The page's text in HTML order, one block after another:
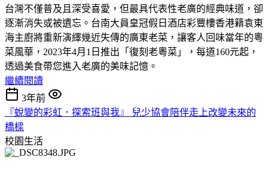
台灣不僅普及且深受喜愛，但最具代表性老廣的經典味道，卻
逐漸消失或被遺忘。台南大員皇冠假日酒店彩豐樓香港籍袁東
海主廚將重新演繹幾近失傳的廣東老菜，讓客人回味當年的粵
菜風華，2023年4月1日推出「復刻老粵菜」，每道160元起，
透過美食帶您進入老廣的美味記憶。
繼續閱讀
3年前
『蛻變的彩虹．探索班與我』 兒少協會陪伴走上改變未來的
橋樑
校園生活